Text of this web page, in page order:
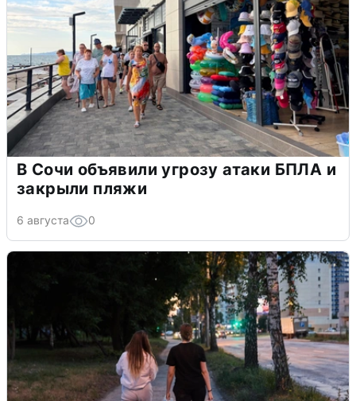
В Сочи объявили угрозу атаки БПЛА и
закрыли пляжи
6 августа 0